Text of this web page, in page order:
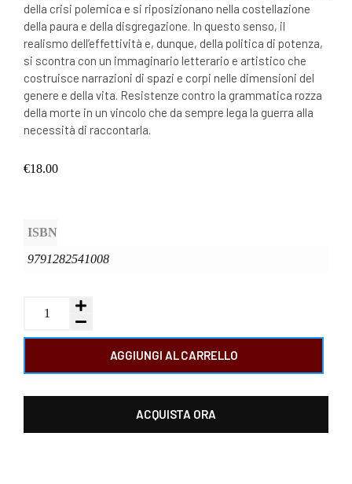
della crisi polemica e si riposizionano nella costellazione
della paura e della disgregazione. In questo senso, il
realismo dell’effettività e, dunque, della politica di potenza,
si scontra con un immaginario letterario e artistico che
costruisce narrazioni di spazi e corpi nelle dimensioni del
genere e della vita. Resistenze contro la grammatica rozza
della morte in un vincolo che da sempre lega la guerra alla
necessità di raccontarla.
€18.00
ISBN
9791282541008
ACQUISTA ORA
AGGIUNGI AL CARRELLO